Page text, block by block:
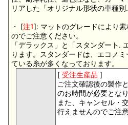
リアした「オリジナル形状の車種別
・ [注1]: マットのグレードにより
のでご注意ください。
「デラックス」と「スタンダート.
ります。スタンダードは、エコノ
ている糸が多くなっております。
[ 受注生産品 ]
ご注文確認後の製作
のお時間が必要となり
また、キャンセル・
行えませんのでご注